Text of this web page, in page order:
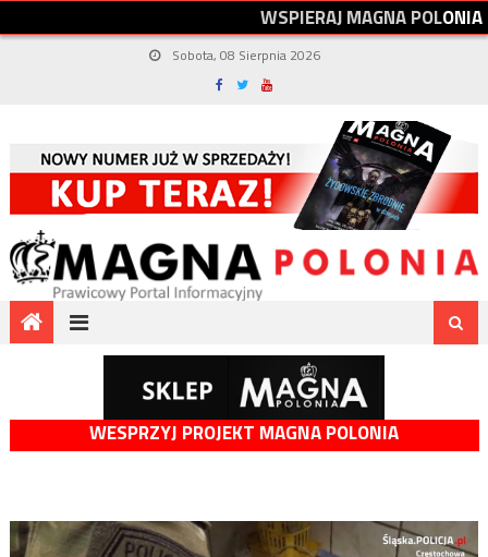
WSPIERAJMAGNAPOLONIA
Sobota, 08 Sierpnia 2026
WESPRZYJ PROJEKT MAGNA POLONIA